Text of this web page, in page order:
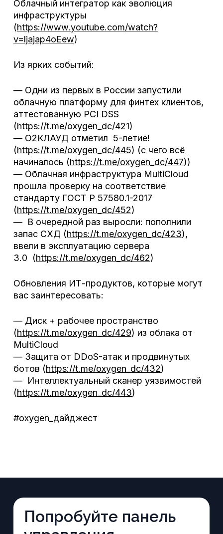
Облачный интегратор как эволюция
инфраструктуры
(https://www.youtube.com/watch?
v=ljajap4oEew)
Из ярких событий:
— Одни из первых в России запустили
облачную платформу для финтех клиентов,
аттестованную PCI DSS
(https://t.me/oxygen_dc/421)
— О2КЛАУД отметил 5-летие!
(https://t.me/oxygen_dc/445) (с чего всё
начиналось (https://t.me/oxygen_dc/447))
— Облачная инфраструктура MultiCloud
прошла проверку на соответствие
стандарту ГОСТ Р 57580.1-2017
(https://t.me/oxygen_dc/452)
— В очередной раз выросли: пополнили
запас СХД (https://t.me/oxygen_dc/423),
ввели в эксплуатацию сервера
3.0 (https://t.me/oxygen_dc/462)
Обновления ИТ-продуктов, которые могут
вас заинтересовать:
— Диск + рабочее пространство
(https://t.me/oxygen_dc/429) из облака от
MultiCloud
— Защита от DDoS-атак и продвинутых
ботов (https://t.me/oxygen_dc/432)
— Интеллектуальный сканер уязвимостей
(https://t.me/oxygen_dc/443)
#oxygen_дайджест
Попробуйте панель